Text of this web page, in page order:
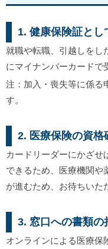
1. 健康保険証とし
就職や転職、引越しをし
にマイナンバーカードで
注：加入・喪失等に係る
す。
2. 医療保険の資格
カードリーダーにかざせ
できるため、医療機関や
が進むため、お待ちいた
3. 窓口への書類の
オンラインによる医療保